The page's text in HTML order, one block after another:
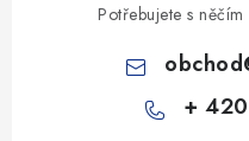
Potřebujete s
obchod
+